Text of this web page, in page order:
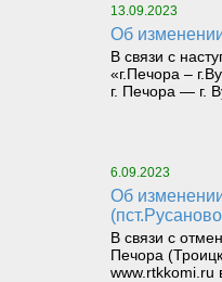
13.09.2023
Об
В связи с
«г.Печора –
г. Печора — г.
6.09.2023
Об изменении расписания движения парома "Расью" на маршруте «Левый берег реки Печора (Троицко-Печорск) – Правый берег реки Печора
В связи с
Печора
www.rtkkomi.ru